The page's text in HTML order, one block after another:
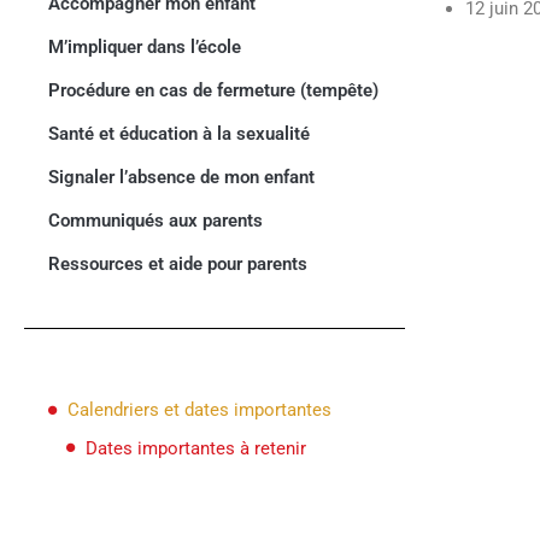
M’impliquer dans l’école
Procédure en cas de fermeture (tempête)
Santé et éducation à la sexualité
Signaler l’absence de mon enfant
Communiqués aux parents
Ressources et aide pour parents
Calendriers et dates importantes
Dates importantes à retenir
12 juin